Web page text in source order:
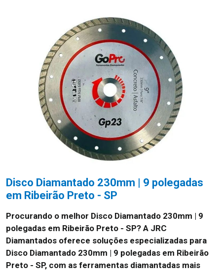
Disco Diamantado 230mm | 9 polegadas
em Ribeirão Preto - SP
Procurando o melhor Disco Diamantado 230mm | 9
polegadas em Ribeirão Preto - SP? A JRC
Diamantados oferece soluções especializadas para
Disco Diamantado 230mm | 9 polegadas em Ribeirão
Preto - SP, com as ferramentas diamantadas mais